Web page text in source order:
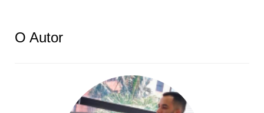
O Autor